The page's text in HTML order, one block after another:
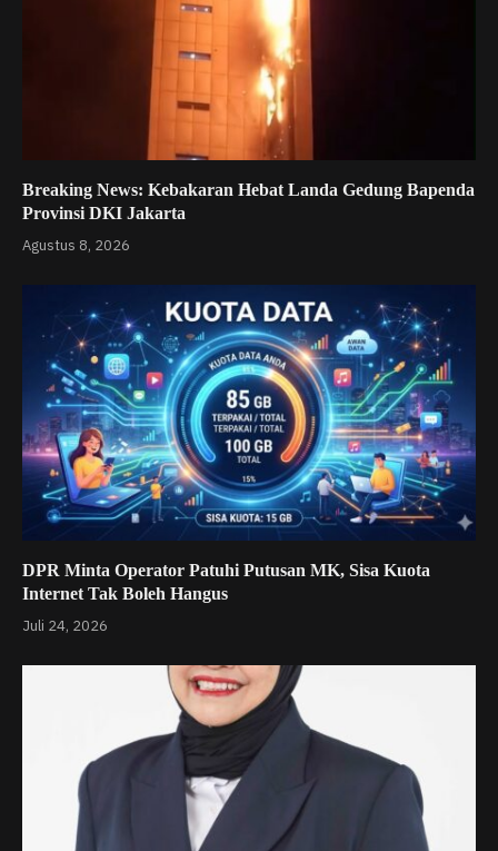
Breaking News: Kebakaran Hebat Landa Gedung Bapenda
Provinsi DKI Jakarta
Agustus 8, 2026
DPR Minta Operator Patuhi Putusan MK, Sisa Kuota
Internet Tak Boleh Hangus
Juli 24, 2026